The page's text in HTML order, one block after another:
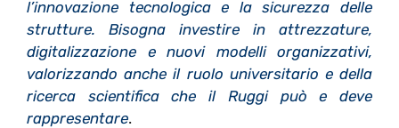
l’innovazione tecnologica e la sicurezza delle
strutture. Bisogna investire in attrezzature,
digitalizzazione e nuovi modelli organizzativi,
valorizzando anche il ruolo universitario e della
ricerca scientifica che il Ruggi può e deve
rappresentare.